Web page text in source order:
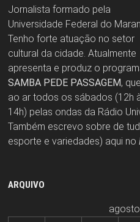
Jornalista formado pela
Universidade Federal do
Tenho forte atuação no setor
cultural da cidade. Atualmente
apresenta e produz o
SAMBA PEDE PASSAGEM,
ao ar todos os sábados (12h
14h) pelas ondas da Rádio
Também escrevo sobre de
esporte e variedades) aqui no
ARQUIVO